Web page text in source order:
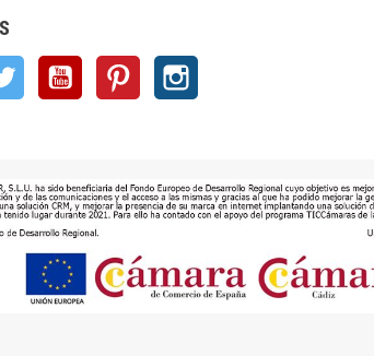
Twitter YouTube Pinterest